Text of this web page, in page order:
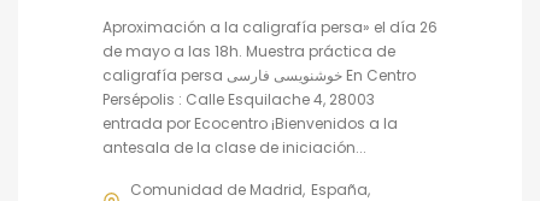
Aproximación a la caligrafía persa» el día 26
de mayo a las 18h. Muestra práctica de
caligrafía persa خوشنویسی فارسی En Centro
Persépolis : Calle Esquilache 4, 28003
entrada por Ecocentro ¡Bienvenidos a la
antesala de la clase de iniciación...
Comunidad de Madrid España